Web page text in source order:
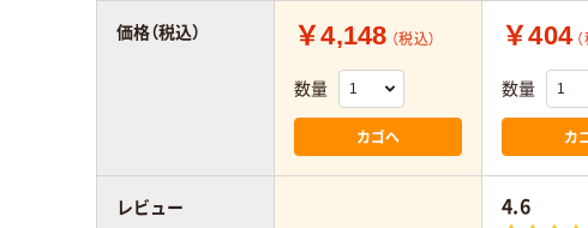
￥4,148 （税込）
数量
カゴへ
￥404
数量
カ
4.6
価格（税込）
レビュー